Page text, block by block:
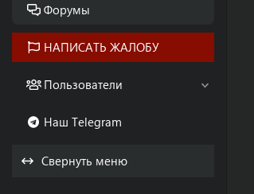
Форумы
НАПИСАТЬ ЖАЛОБУ
Пользователи
Наш Telegram
Свернуть меню